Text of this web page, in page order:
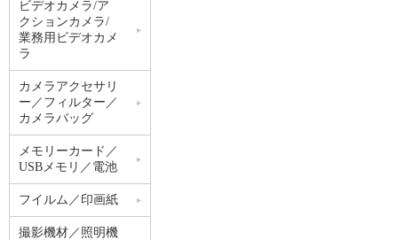
ビデオカメラ/ア
クションカメラ/
業務用ビデオカメ
ラ
カメラアクセサリ
ー／フィルター／
カメラバッグ
メモリーカード／
USBメモリ／電池
フイルム／印画紙
撮影機材／照明機